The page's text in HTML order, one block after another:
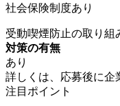
社会保険制度あり
受動喫煙防止の取り組
対策の有無
あり
詳しくは、応募後に企
注目ポイント